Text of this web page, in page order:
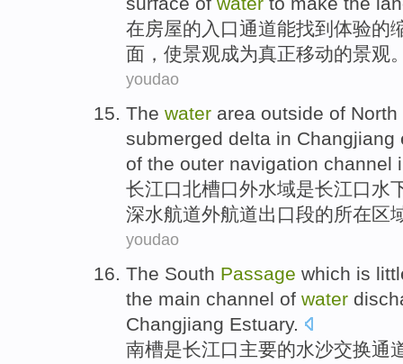
在房屋的 入口通道能找到 体验的
面 ， 使景观成为真正移动的景观
youdao
The water area outside of North
submerged delta in Changjiang
of the outer navigation channel
长江口北槽口外水域是长江口水
深水航道外航道出口段的所在区
youdao
The South Passage which is
the main channel of water
Changjiang Estuary.
南槽是长江口主要的水沙交换通